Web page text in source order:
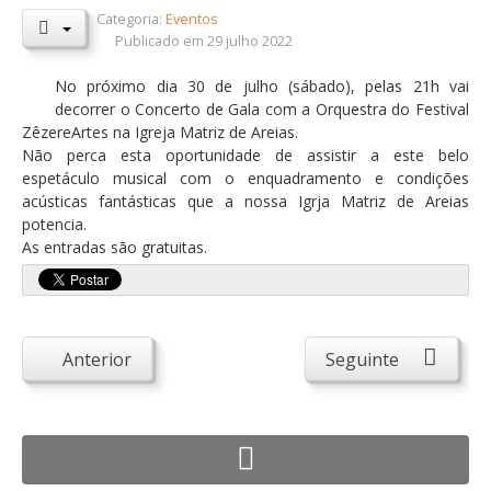
Orçamentos / PPI / PPA
DESTAQUES
Eventos
Notícias
Sondagens
ZêzereTV
A Minha Rua
Abastecimento de Água
Categoria:Eventos
Publicado em 29 julho 2022
No próximo dia 30 de julho (sábado), pelas 21h vai
decorrer o Concerto de Gala com a Orquestra do Festival
ZêzereArtes na Igreja Matriz de Areias.
Não perca esta oportunidade de assistir a este belo
espetáculo musical com o enquadramento e condições
acústicas fantásticas que a nossa Igrja Matriz de Areias
potencia.
As entradas são gratuitas.
Anterior Seguinte